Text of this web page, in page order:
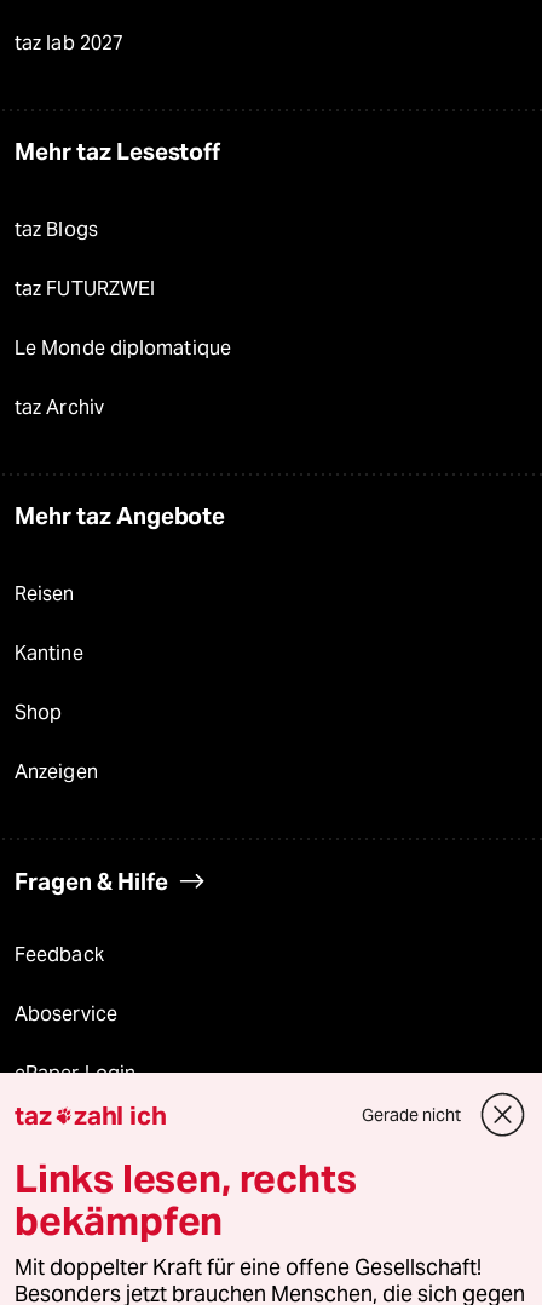
taz lab 2027
Mehr taz Lesestoff
taz Blogs
taz FUTURZWEI
Le Monde diplomatique
taz Archiv
Mehr taz Angebote
Reisen
Kantine
Shop
Anzeigen
Fragen & Hilfe
Feedback
Aboservice
ePaper Login
Downloads für Abonnierende
© 2026 taz Verlags und Vertriebs GmbH
Alle Rechte vorbehalten. Bei rechtlichen Fragen oder für Genehmigungen
wenden Sie sich bitte an lizenzen@taz.de
taz zahl ich Gerade nicht
Links lesen, rechts
bekämpfen
Mit doppelter Kraft für eine offene Gesellschaft!
Besonders jetzt brauchen Menschen, die sich gegen